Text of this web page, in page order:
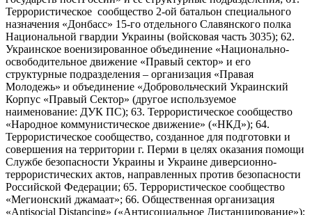
Террористическое сообщество 2-ой батальон специального
назначения «Донбасс» 15-го отдельного Славянского полка
Национальной гвардии Украины (войсковая часть 3035); 62.
Украинское военизированное объединение «Национально-
освободительное движение «Правый сектор» и его
структурные подразделения – организация «Правая
Молодежь» и объединение «Добровольческий Украинский
Корпус «Правый Сектор» (другое используемое
наименование: ДУК ПС); 63. Террористическое сообщество
«Народное коммунистическое движение» («НКД»); 64.
Террористическое сообщество, созданное для подготовки и
совершения на территории г. Перми в целях оказания помощи
Службе безопасности Украины и Украине диверсионно-
террористических актов, направленных против безопасности
Российской Федерации; 65. Террористическое сообщество
«Мегионский джамаат»; 66. Общественная организация
«Antisocial Distancing» («Антисоциальное Дистанцирование»);